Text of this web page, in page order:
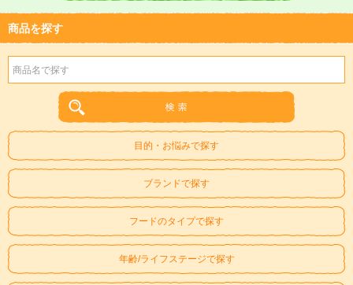
商品を探す
目的・お悩みで探す
ブランドで探す
フードのタイプで探す
年齢/ライフステージで探す